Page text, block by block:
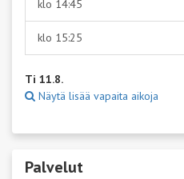
klo 14:45
klo 15:25
Ti 11.8.
Näytä lisää vapaita aikoja
Palvelut